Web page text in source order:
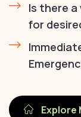
Is there
for
Explore